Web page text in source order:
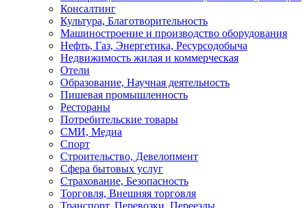
Консалтинг
Культура, Благотворительность
Машиностроение и производство оборудования
Нефть, Газ, Энергетика, Ресурсодобыча
Недвижимость жилая и коммерческая
Отели
Образование, Научная деятельность
Пишевая промышленность
Рестораны
Потребительские товары
СМИ, Медиа
Спорт
Строительство, Девелопмент
Сфера бытовых услуг
Страхование, Безопасность
Торговля, Внешняя торговля
Транспорт, Перевозки, Переезды